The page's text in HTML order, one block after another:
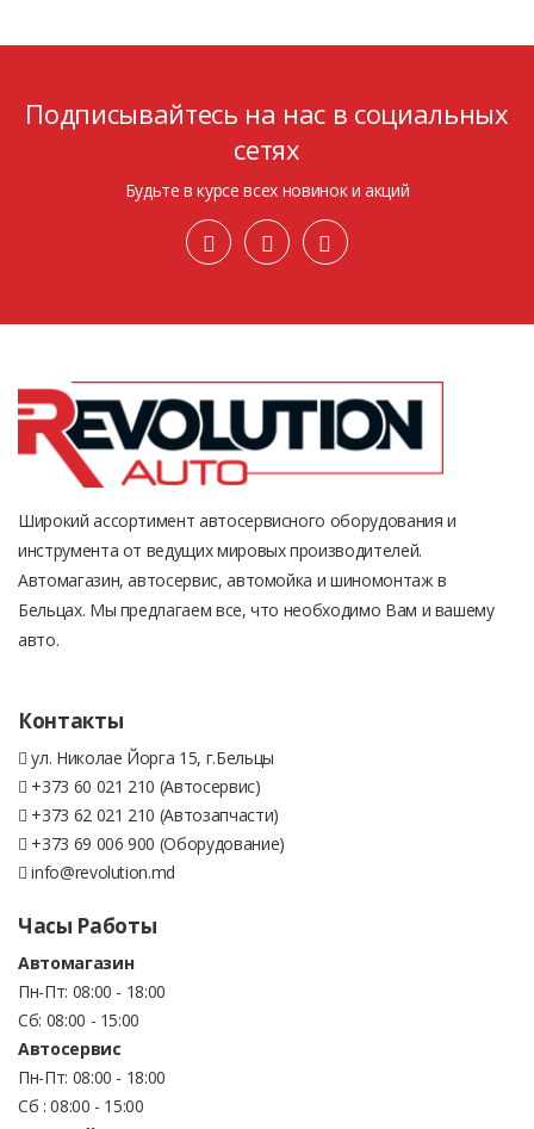
Подписывайтесь на нас в социальных
сетях
Будьте в курсе всех новинок и акций
Широкий ассортимент автосервисного оборудования и
инструмента от ведущих мировых производителей.
Автомагазин, автосервис, автомойка и шиномонтаж в
Бельцах. Мы предлагаем все, что необходимо Вам и вашему
авто.
Контакты
ул. Николае Йорга 15, г.Бельцы
+373 60 021 210 (Автосервис)
+373 62 021 210 (Автозапчасти)
+373 69 006 900 (Оборудование)
info@revolution.md
Часы Работы
Автомагазин
Пн-Пт: 08:00 - 18:00
Сб: 08:00 - 15:00
Автосервис
Пн-Пт: 08:00 - 18:00
Сб : 08:00 - 15:00